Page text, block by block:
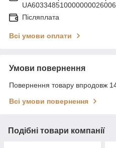
Післяплата
Всі умови оплати
Умови повернення
Повернення товару впродовж
Всі умови повернення
Подібні товари компанії